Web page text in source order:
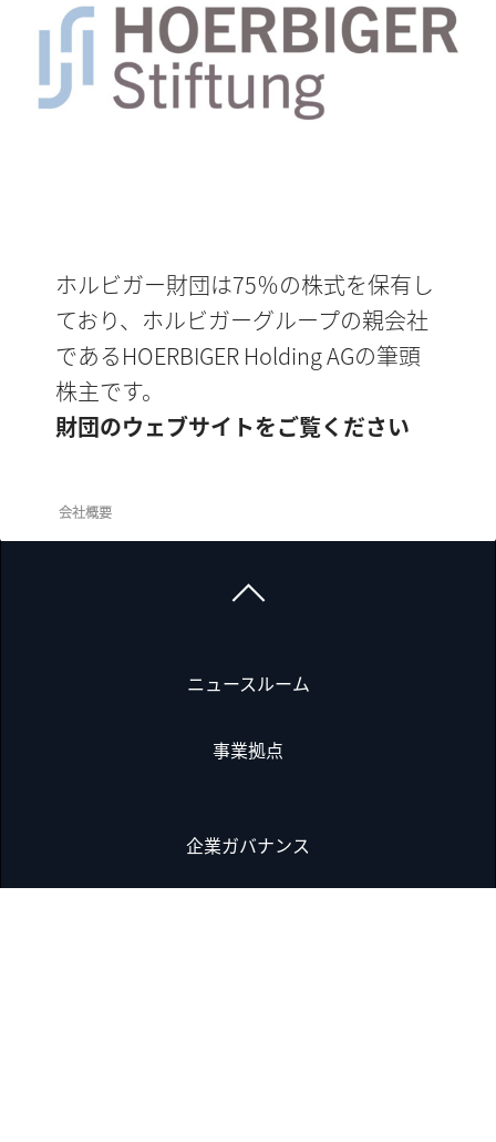
ホルビガー財団は75％の株式を保有し
ており、ホルビガーグループの親会社
であるHOERBIGER Holding AGの筆頭
株主です。
財団のウェブサイトをご覧ください
会社概要
ニュースルーム
事業拠点
企業ガバナンス